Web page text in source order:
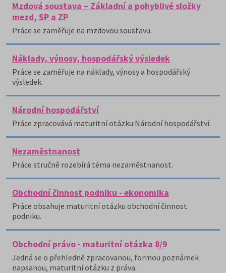
Mzdová soustava – Základní a pohyblivé složky
mezd, SP a ZP
Práce se zaměřuje na mzdovou soustavu.
Náklady, výnosy, hospodářský výsledek
Práce se zaměřuje na náklady, výnosy a hospodářský
výsledek.
Národní hospodářství
Práce zpracovává maturitní otázku Národní hospodářství.
Nezaměstnanost
Práce stručně rozebírá téma nezaměstnanost.
Obchodní činnost podniku - ekonomika
Práce obsahuje maturitní otázku obchodní činnost
podniku.
Obchodní právo - maturitní otázka 8/9
Jedná se o přehledně zpracovanou, formou poznámek
napsanou, maturitní otázku z práva.